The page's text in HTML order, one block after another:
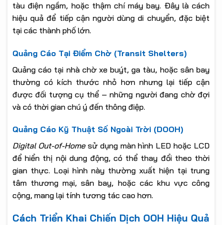
tàu điện ngầm, hoặc thậm chí máy bay. Đây là cách
hiệu quả để tiếp cận người dùng di chuyển, đặc biệt
tại các thành phố lớn.
Quảng Cáo Tại Điểm Chờ (Transit Shelters)
Quảng cáo tại nhà chờ xe buýt, ga tàu, hoặc sân bay
thường có kích thước nhỏ hơn nhưng lại tiếp cận
được đối tượng cụ thể – những người đang chờ đợi
và có thời gian chú ý đến thông điệp.
Quảng Cáo Kỹ Thuật Số Ngoài Trời (DOOH)
Digital Out-of-Homesử dụng màn hình LED hoặc LCD
để hiển thị nội dung động, có thể thay đổi theo thời
gian thực. Loại hình này thường xuất hiện tại trung
tâm thương mại, sân bay, hoặc các khu vực công
cộng, mang lại tính tương tác cao hơn.
Cách Triển Khai Chiến Dịch OOH Hiệu Quả